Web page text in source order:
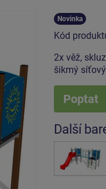
Novinka
Kód
2x věž,
šikmý
Poptat
Další